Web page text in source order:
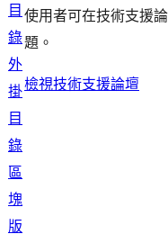
論
評
論
者
評
論
用
者
評
使用者可在技術支援
題。
檢視技術支援論壇
目
錄
外
掛
目
錄
區
塊
版